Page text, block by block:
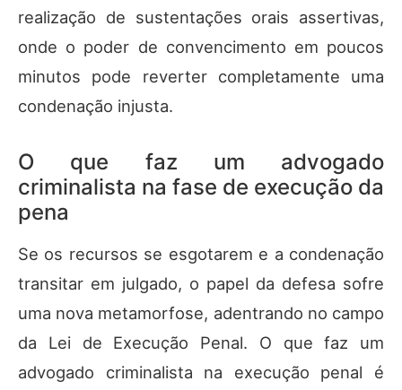
realização de sustentações orais assertivas,
onde o poder de convencimento em poucos
minutos pode reverter completamente uma
condenação injusta.
O que faz um advogado
criminalista na fase de execução da
pena
Se os recursos se esgotarem e a condenação
transitar em julgado, o papel da defesa sofre
uma nova metamorfose, adentrando no campo
da Lei de Execução Penal. O que faz um
advogado criminalista na execução penal é